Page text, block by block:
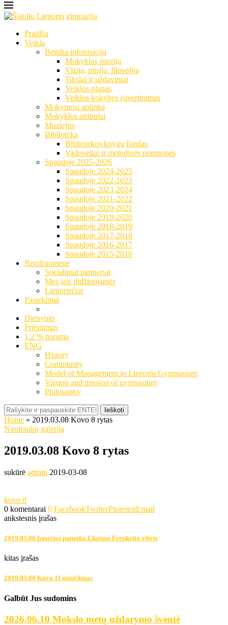
Pradžia
Veikla
Bendra informacija
Mokyklos istorija
Vizija, misija, filosofija
Tikslai ir uždaviniai
Veiklos planas
Veiklos kokybės įsivertinimas
Mokymosi aplinka
Mokyklos atributai
Muziejus
Biblioteka
Bibliotekos knygų fondas
Vadovėliai ir metodinės priemonės
Spaudoje 2025-2026
Spaudoje 2024-2025
Spaudoje 2022-2023
Spaudoje 2023-2024
Spaudoje 2021-2022
Spaudoje 2020-2021
Spaudoje 2019-2020
Spaudoje 2018-2019
Spaudoje 2017-2018
Spaudoje 2016-2017
Spaudoje 2015-2016
Bendruomenė
Socialiniai partneriai
Mes jais didžiuojamės
Lieporiečiai
Pasiekimai
Dienynas
Priėmimas
1.2 % parama
ENG
History
Community
Model of Management in Lieporiu Gymnasium
Vission and mission of gymnasium
Philosophy
Ieškoti
Home » 2019.03.08 Kovo 8 rytas
Nuotraukų galerija
2019.03.08 Kovo 8 rytas
sukūrė admin 2019-03-08
kovo 8
0 komentarai 0 FacebookTwitterPinterestEmail
ankstesnis įrašas
2019.03.06 Istorijos pamoka Chaimo Frenkelio viloje
kitas įrašas
2019.03.08 Kovo 11 minėjimas
Galbūt Jus sudomins
2026.06.10 Mokslo metų uždarymo šventė